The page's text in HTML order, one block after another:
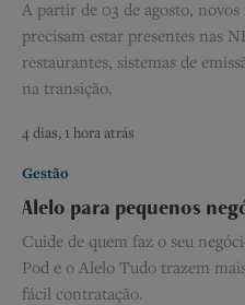
A partir de 03 de agosto,
precisam estar presentes nas
restaurantes, sistemas de
na transição.
4 dias, 1 hora atrás
Gestão
Alelo para pequenos
Cuide de quem faz o seu
Pod e o Alelo Tudo trazem
fácil contratação.